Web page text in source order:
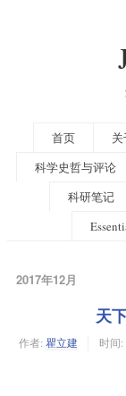
首页
科学史哲与评论
科研笔记
2017年12月
天
作者: 瞿立建 时间: